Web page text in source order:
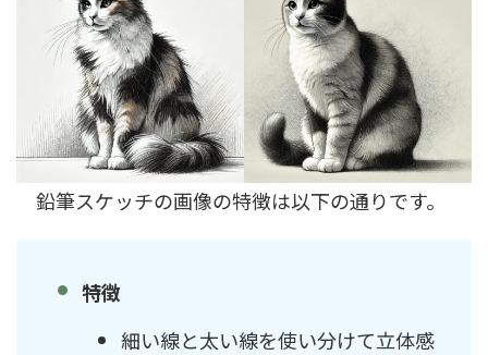
鉛筆スケッチの画像の特徴は以下の通りです。
特徴
細い線と太い線を使い分けて立体感